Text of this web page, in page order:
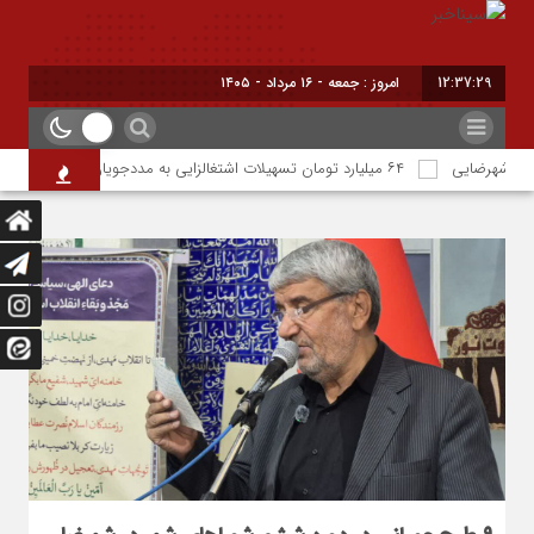
12:37:31 برابر با : Friday - 7 August - 2026
۶۴ میلیارد تومان تسهیلات اشتغالزایی به مددجویان کمیته امداد شهرضا پرداخت شد